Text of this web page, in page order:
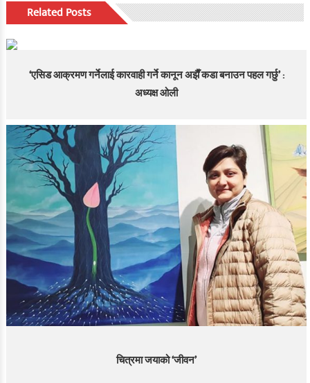
Related Posts
‘एसिड आक्रमण गर्नेलाई कारवाही गर्ने कानून अझैँ कडा बनाउन पहल गर्छु’ :
अध्यक्ष ओली
चित्रमा जयाको ‘जीवन’